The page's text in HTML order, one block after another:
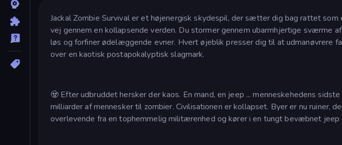
Jackal Zombie Survival er et højenergisk skydespil, der sætter dig bag rattet som
vej gennem en kollapsende verden. Du stormer gennem ubarmhjertige sværme
løs og forfiner ødelæggende evner. Hvert øjeblik presser dig til at udmanøvrere
over en kaotisk postapokalyptisk slagmark.
🧟 Efter udbruddet hersker der kaos. En mand, en jeep ... menneskehedens
milliarder af mennesker til zombier. Civilisationen er kollapset. Byer er nu ruiner,
overlevende fra en tophemmelig militærenhed og kører i en tungt bevæbnet jeep